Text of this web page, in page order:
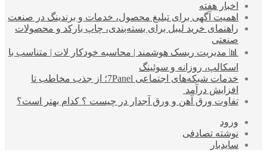
اخبار هفته
اهمیت آگهی برای تبلیغ محصول، خدمات و برندینگ در صنعت
راهنمای خرید لیبل برای بسته‌بندی، چاپ بارکد و محصولات
صنعتی
📊 مدیریت ریسک هوشمند | محاسبه خودکار لات | متناسب با
اسکالپ، روزانه و سوئینگ
خدمات شبکه‌های اجتماعی 7Panel؛ از جذب مخاطب تا
افزایش درآمد
تفاوت ورق آهن و ورق آجدار در چیست ؟ کدام بهتر است؟
ورود
نوشته تصادفی
سایدبار